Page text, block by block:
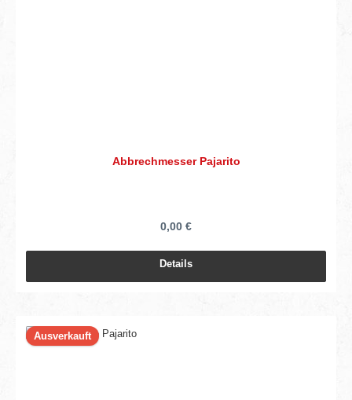
Abbrechmesser Pajarito
0,00 €
Details
Ausverkauft